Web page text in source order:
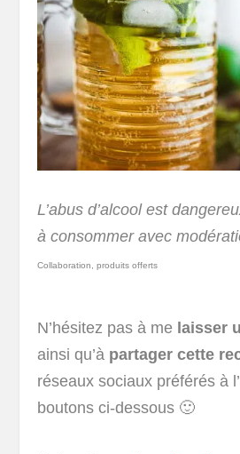
L’abus d’alcool est
à consommer avec
Collaboration, produits offerts
N’hésitez pas à me laisser
ainsi qu’à partager cette
réseaux sociaux préférés à
boutons ci-dessous 🙂